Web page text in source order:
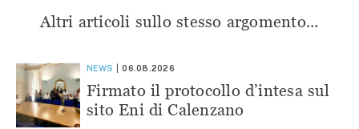
Altri articoli sullo stesso argomento...
NEWS 06.08.2026
Firmato il protocollo d’intesa sul
sito Eni di Calenzano